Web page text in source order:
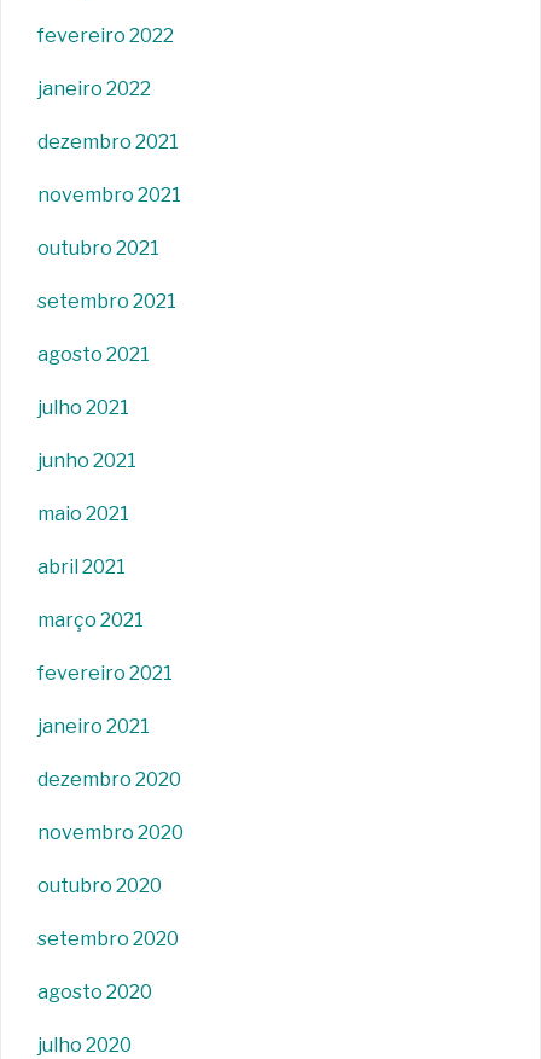
fevereiro 2022
janeiro 2022
dezembro 2021
novembro 2021
outubro 2021
setembro 2021
agosto 2021
julho 2021
junho 2021
maio 2021
abril 2021
março 2021
fevereiro 2021
janeiro 2021
dezembro 2020
novembro 2020
outubro 2020
setembro 2020
agosto 2020
julho 2020